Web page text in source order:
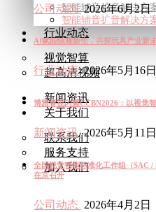
智能辅音扩音解决方
智能辅音扩音解决方
行业动态
视觉智算
超高清视频
新闻资讯
关于我们
联系我们
服务支持
加入我们
公司动态 2026年6月2日
AI赋能绒耀新生，共探玩具产业新
行业动态 2026年5月16日
博雅睿视闪耀CCBN2026：以视觉
新闻资讯 2026年5月11日
全国视觉智能标准化工作组（SAC
在京召开
公司动态 2026年4月2日